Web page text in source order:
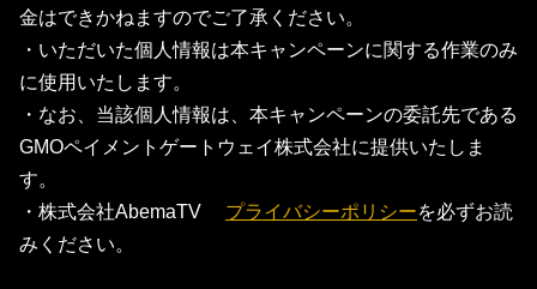
金はできかねますのでご了承ください。
・いただいた個人情報は本キャンペーンに関する作業のみ
に使用いたします。
・なお、当該個人情報は、本キャンペーンの委託先である
GMOペイメントゲートウェイ株式会社に提供いたしま
す。
・株式会社AbemaTV プライバシーポリシーを必ずお読
みください。